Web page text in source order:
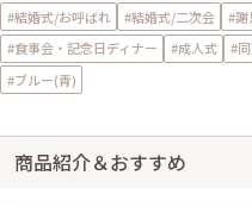
#結婚式/お呼ばれ
#結婚式/二次会
#謝
#食事会・記念日ディナー
#成人式 #
#ブルー(青)
商品紹介＆おすすめ